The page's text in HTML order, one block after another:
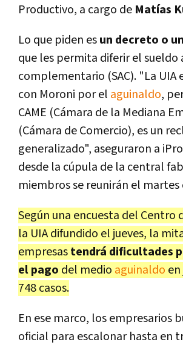
Productivo, a cargo de Matías
Lo que piden esun decreto o
que les permita diferir el sueldo
complementario (SAC). "La UIA
con Moroni por el aguinaldo,
CAME (Cámara de la Mediana
(Cámara de Comercio), es un
generalizado", aseguraron a
desde la cúpula de la central
miembros se reunirán el martes
Según una encuesta del Centro
la UIA difundido el jueves, la
empresastendrá dificultades
el pago del medio aguinaldo
748 casos.
En ese marco, los empresarios
oficial para escalonar hasta en